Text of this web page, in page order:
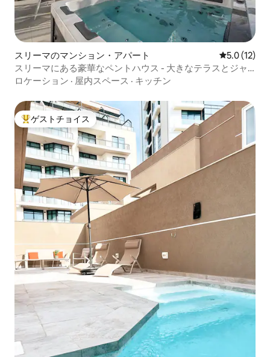
スリーマのマンション・アパート レビュー12
5.0 (12)
スリーマにある豪華なペントハウス - 大きなテラスとジャ
グジー
ロケーション · 屋内スペース · キッチン
大好評のゲストチョイスです。
ゲストチョイス